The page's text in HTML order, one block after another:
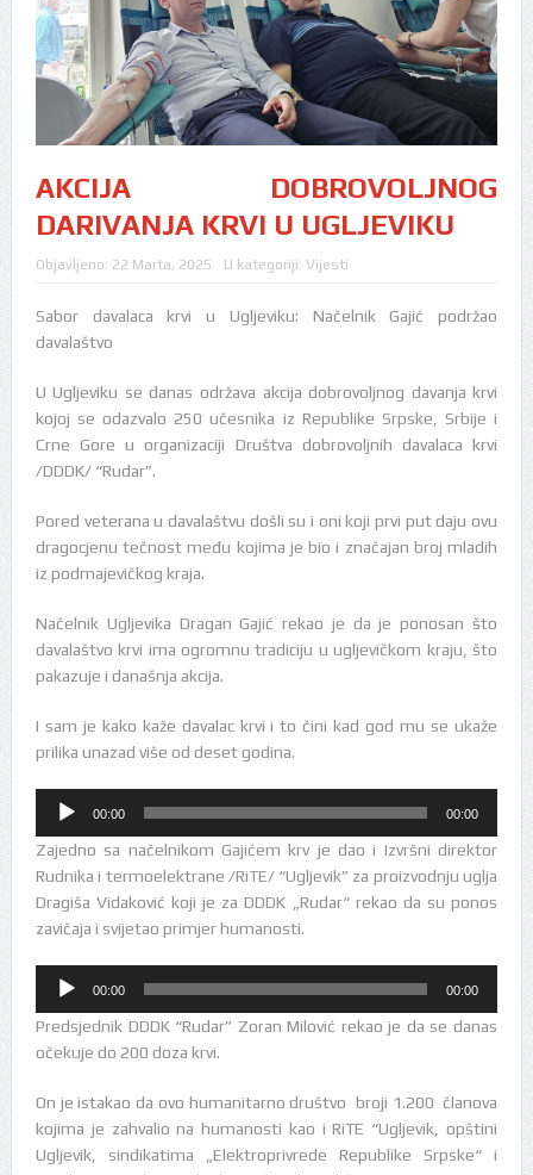
AKCIJA DOBROVOLJNOG
DARIVANJA KRVI U UGLJEVIKU
Objavljeno: 22 Marta, 2025 U kategoriji: Vijesti
Sabor davalaca krvi u Ugljeviku: Načelnik Gajić podržao
davalaštvo
U Ugljeviku se danas održava akcija dobrovoljnog davanja krvi
kojoj se odazvalo 250 učesnika iz Republike Srpske, Srbije i
Crne Gore u organizaciji Društva dobrovoljnih davalaca krvi
/DDDK/ “Rudar”.
Pored veterana u davalaštvu došli su i oni koji prvi put daju ovu
dragocjenu tečnost među kojima je bio i značajan broj mladih
iz podmajevičkog kraja.
Načelnik Ugljevika Dragan Gajić rekao je da je ponosan što
davalaštvo krvi ima ogromnu tradiciju u ugljevičkom kraju, što
pakazuje i današnja akcija.
I sam je kako kaže davalac krvi i to čini kad god mu se ukaže
prilika unazad više od deset godina.
Audio
Player
00:00 00:00
Zajedno sa načelnikom Gajićem krv je dao i Izvršni direktor
Rudnika i termoelektrane /RiTE/ “Ugljevik” za proizvodnju uglja
Dragiša Vidaković koji je za DDDK „Rudar“ rekao da su ponos
zavičaja i svijetao primjer humanosti.
Audio
Player
00:00 00:00
Predsjednik DDDK “Rudar” Zoran Milović rekao je da se danas
očekuje do 200 doza krvi.
On je istakao da ovo humanitarno društvo broji 1.200 članova
kojima je zahvalio na humanosti kao i RiTE “Ugljevik, opštini
Ugljevik, sindikatima „Elektroprivrede Republike Srpske“ i